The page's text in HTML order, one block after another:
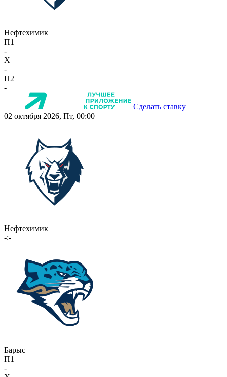
Нефтехимик
П1
-
X
-
П2
-
Сделать ставку
02 октября 2026, Пт, 00:00
Нефтехимик
-:-
Барыс
П1
-